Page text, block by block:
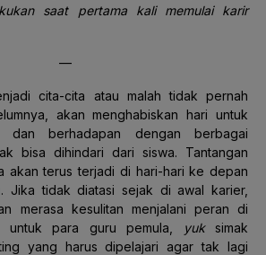
saat pertama kali memulai karir
—
cita-cita atau malah tidak pernah
akan menghabiskan hari untuk
dan berhadapan dengan berbagai
bisa dihindari dari siswa. Tantangan
akan terus terjadi di hari-hari ke depan
. Jika tidak diatasi sejak di awal karier,
merasa kesulitan menjalani peran di
untuk para guru pemula, yuksimak
yang harus dipelajari agar tak lagi